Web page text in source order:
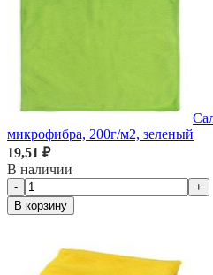
микрофибра, 200г/м2, зеленый
19,51 ₽
В наличии
-
+
В корзину